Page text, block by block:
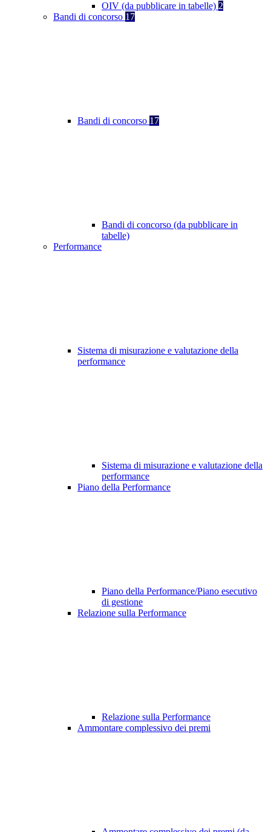
OIV (da pubblicare in tabelle) 2
Bandi di concorso 17
Bandi di concorso 17
Bandi di concorso (da pubblicare in
tabelle)
Performance
Sistema di misurazione e valutazione della
performance
Sistema di misurazione e valutazione della
performance
Piano della Performance
Piano della Performance/Piano esecutivo
di gestione
Relazione sulla Performance
Relazione sulla Performance
Ammontare complessivo dei premi